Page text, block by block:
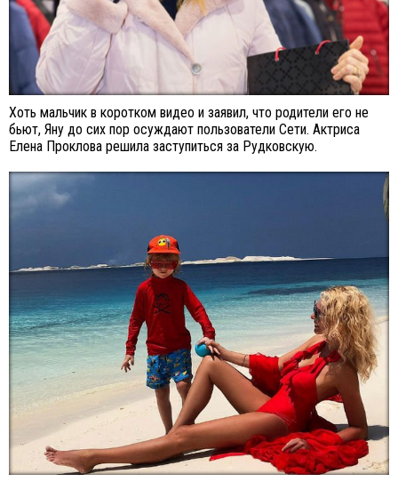
Хоть мальчик в коротком видео и заявил, что родители его не
бьют, Яну до сих пор осуждают пользователи Сети. Актриса
Елена Проклова решила заступиться за Рудковскую.